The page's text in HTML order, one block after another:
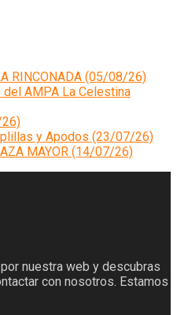
RINCONADA (05/08/26)
AMPA La Celestina
y Apodos (23/07/26)
MAYOR (14/07/26)
nuestra web y descubras
con nosotros. Estamos